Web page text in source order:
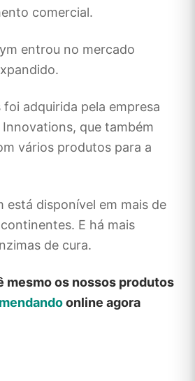
comercial.
entrou no mercado
foi adquirida pela empresa
que também
vários produtos para a
está disponível em mais de
E há mais
de cura.
mesmo os nossos produtos
online agora